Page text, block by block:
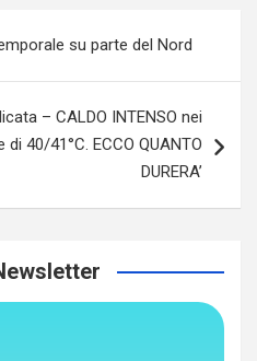
su parte del Nord
– CALDO INTENSO nei
40/41°C. ECCO QUANTO
DURERA’